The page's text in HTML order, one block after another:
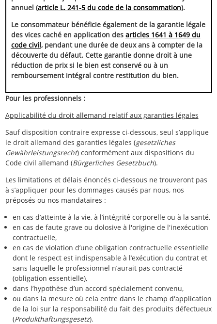
annuel (article L. 241-5 du code de la consommation).
Le consommateur bénéficie également de la garantie légale
des vices caché en application des articles 1641 à 1649 du
code civil, pendant une durée de deux ans à compter de la
découverte du défaut. Cette garantie donne droit à une
réduction de prix si le bien est conservé ou à un
remboursement intégral contre restitution du bien.
Pour les professionnels :
Applicabilité du droit allemand relatif aux garanties légales
Sauf disposition contraire expresse ci-dessous, seul s’applique
le droit allemand des garanties légales (gesetzliches
Gewährleistungsrecht) conformément aux dispositions du
Code civil allemand (Bürgerliches Gesetzbuch).
Les limitations et délais énoncés ci-dessous ne trouveront pas
à s’appliquer pour les dommages causés par nous, nos
préposés ou nos mandataires :
en cas d’atteinte à la vie, à l’intégrité corporelle ou à la santé,
en cas de faute grave ou dolosive à l'origine de l'inexécution
contractuelle,
en cas de violation d’une obligation contractuelle essentielle
dont le respect est indispensable à l’exécution du contrat et
sans laquelle le professionnel n’aurait pas contracté
(obligation essentielle),
dans l’hypothèse d’un accord spécialement convenu,
ou dans la mesure où cela entre dans le champ d'application
de la loi sur la responsabilité du fait des produits défectueux
(Produkthaftungsgesetz).